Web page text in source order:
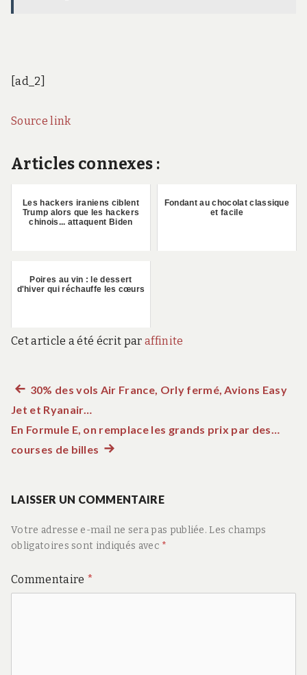
[ad_2]
Source link
Articles connexes :
Les hackers iraniens ciblent
Trump alors que les hackers
chinois... attaquent Biden
Fondant au chocolat classique
et facile
Poires au vin : le dessert
d'hiver qui réchauffe les cœurs
Cet article a été écrit par affinite
Navigation
de
Article
précédent :
30% des vols Air France, Orly fermé, Avions Easy
Jet et Ryanair…
En Formule E, on remplace les grands prix par des…
courses de billes Article
LAISSER UN COMMENTAIRE
Votre adresse e-mail ne sera pas publiée. Les champs
obligatoires sont indiqués avec *
Commentaire *